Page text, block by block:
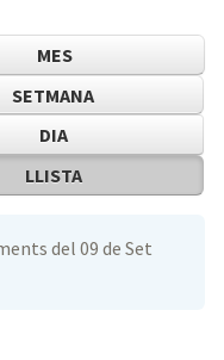
MES
SETMANA
DIA
LLISTA
del 09 de Set